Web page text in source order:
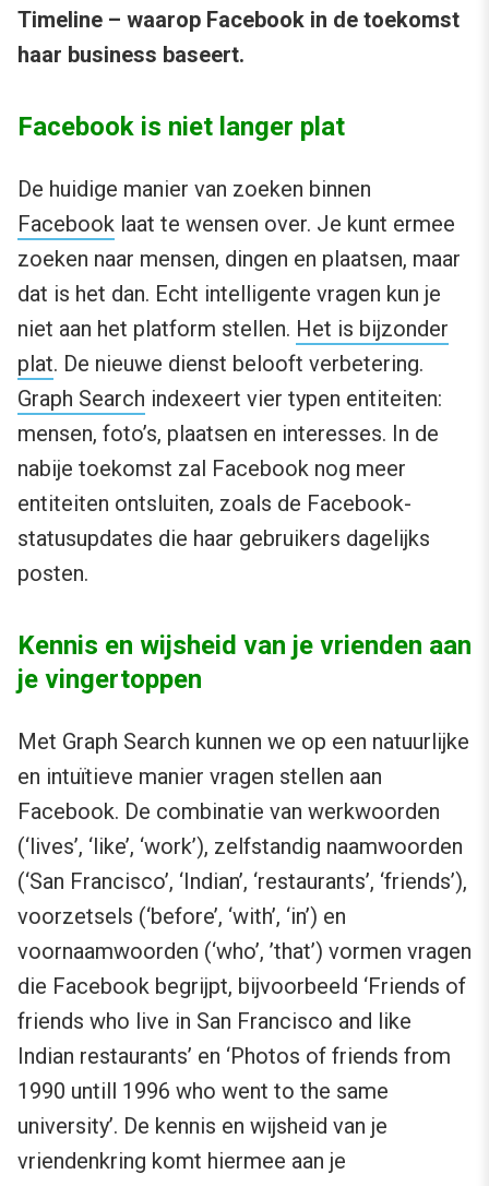
Timeline – waarop Facebook in de toekomst
haar business baseert.
Facebook is niet langer plat
De huidige manier van zoeken binnen
Facebook laat te wensen over. Je kunt ermee
zoeken naar mensen, dingen en plaatsen, maar
dat is het dan. Echt intelligente vragen kun je
niet aan het platform stellen. Het is bijzonder
plat. De nieuwe dienst belooft verbetering.
Graph Search indexeert vier typen entiteiten:
mensen, foto’s, plaatsen en interesses. In de
nabije toekomst zal Facebook nog meer
entiteiten ontsluiten, zoals de Facebook-
statusupdates die haar gebruikers dagelijks
posten.
Kennis en wijsheid van je vrienden aan
je vingertoppen
Met Graph Search kunnen we op een natuurlijke
en intuïtieve manier vragen stellen aan
Facebook. De combinatie van werkwoorden
(‘lives’, ‘like’, ‘work’), zelfstandig naamwoorden
(‘San Francisco’, ‘Indian’, ‘restaurants’, ‘friends’),
voorzetsels (‘before’, ‘with’, ‘in’) en
voornaamwoorden (‘who’, ’that’) vormen vragen
die Facebook begrijpt, bijvoorbeeld ‘Friends of
friends who live in San Francisco and like
Indian restaurants’ en ‘Photos of friends from
1990 untill 1996 who went to the same
university’. De kennis en wijsheid van je
vriendenkring komt hiermee aan je